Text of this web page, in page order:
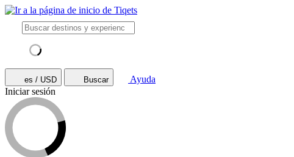
es / USD Buscar
Ayuda
Iniciar sesión